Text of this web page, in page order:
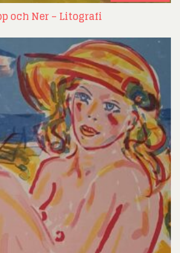
och Ner – Litografi